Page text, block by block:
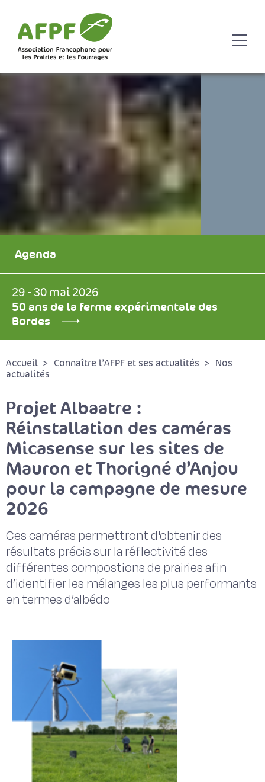
Agenda
29 - 30 mai 2026
50 ans de la ferme expérimentale des
Bordes
Accueil Connaître l’AFPF et ses actualités
Nos
actualités
Projet Albaatre :
Réinstallation des caméras
Micasense sur les sites de
Mauron et Thorigné d’Anjou
pour la campagne de mesure
2026
Ces caméras permettront d'obtenir des
résultats précis sur la réflectivité des
différentes compostions de prairies afin
d’identifier les mélanges les plus performants
en termes d’albédo